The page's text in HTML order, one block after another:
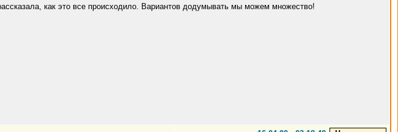
как это все происходило. Вариантов додумывать мы можем множество!